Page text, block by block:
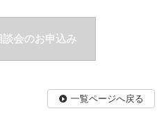
会のお申込み
一覧ページへ戻る